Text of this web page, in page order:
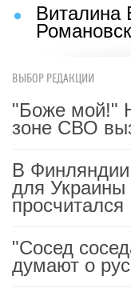
Виталина
ВЫБОР РЕДАКЦИИ
"Боже мой!"
зоне СВО
В
для Украины
просчитался
"Сосед
думают о